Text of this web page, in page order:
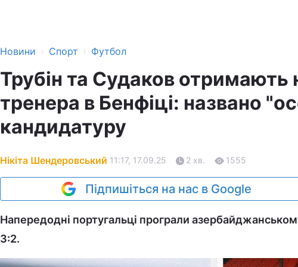
Новини › Спорт › Футбол
Трубін та Судаков отримають
тренера в Бенфіці: названо
кандидатуру
Нікіта Шендеровський 11:17, 17.09.25 2 хв. 1555
Підпишіться на нас в Google
Напередодні португальці програли
3:2.